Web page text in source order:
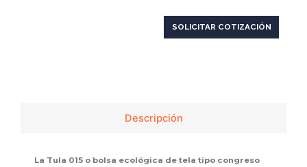
SOLICITAR COTIZACIÓN
Descripción
La Tula 015 o bolsa ecológica de tela tipo congreso